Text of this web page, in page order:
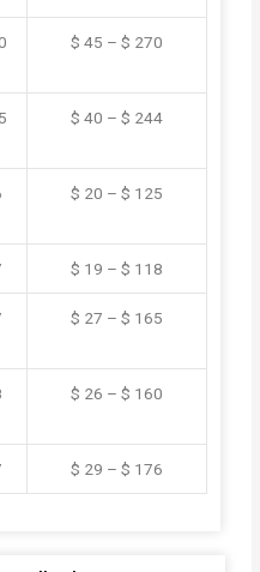
$ 45 – $ 270
$ 40 – $ 244
$ 20 – $ 125
$ 19 – $ 118
$ 27 – $ 165
$ 26 – $ 160
$ 29 – $ 176